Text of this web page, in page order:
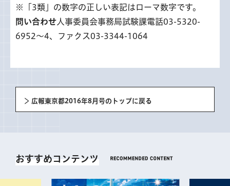
※「3類」の数字の正しい表記はローマ数字です。
問い合わせ 人事委員会事務局試験課電話03-5320-
6952～4、ファクス03-3344-1064
広報東京都2016年8月号のトップに戻る
おすすめコンテンツ